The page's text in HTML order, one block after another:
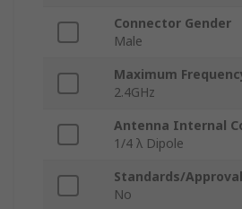
Connector Gender
Male
Maximum
2.4GHz
Antenna Internal
1/4 λ Dipole
Standards/
No